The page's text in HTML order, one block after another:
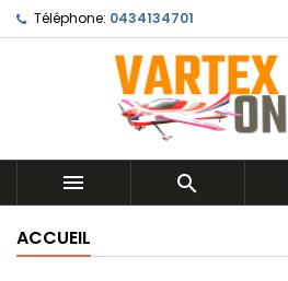
Téléphone: 0434134701
 
ACCUEIL